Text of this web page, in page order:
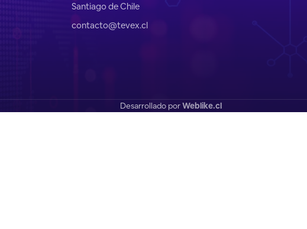
Santiago de Chile
contacto@tevex.cl
Desarrollado porWeblike.cl